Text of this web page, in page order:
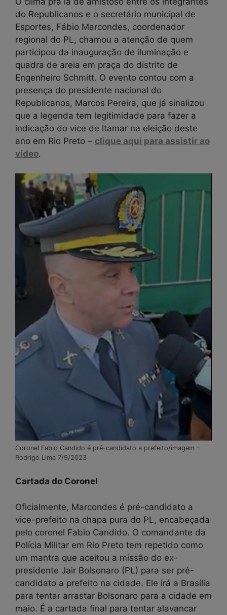
do Republicanos e o secretário municipal de
Esportes, Fábio Marcondes, coordenador
regional do PL, chamou a atenção de quem
participou da inauguração de iluminação e
quadra de areia em praça do distrito de
Engenheiro Schmitt. O evento contou com a
presença do presidente nacional do
Republicanos, Marcos Pereira, que já sinalizou
que a legenda tem legitimidade para fazer a
indicação do vice de Itamar na eleição deste
ano em Rio Preto – clique aqui para assistir ao
vídeo.
Coronel Fabio Candido é pré-candidato a prefeito/imagem –
Rodrigo Lima 7/9/2023
Cartada do Coronel
Oficialmente, Marcondes é pré-candidato a
vice-prefeito na chapa pura do PL, encabeçada
pelo coronel Fabio Candido. O comandante da
Polícia Militar em Rio Preto tem repetido como
um mantra que aceitou a missão do ex-
presidente Jair Bolsonaro (PL) para ser pré-
candidato a prefeito na cidade. Ele irá a Brasília
para tentar arrastar Bolsonaro para a cidade em
maio. É a cartada final para tentar alavancar